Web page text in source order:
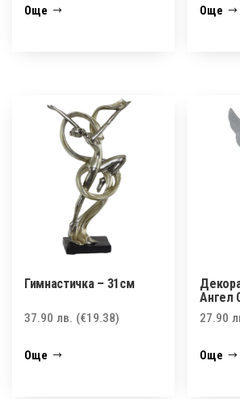
Още Още
Гимнастичка – 31см
37.90 лв. (€19.38)
Още
Ангел
27.90
Още